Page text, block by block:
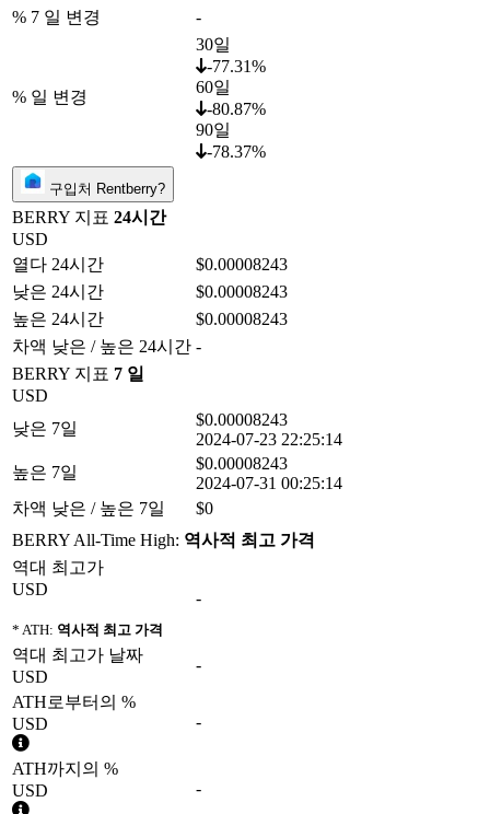
% 7 일 변경
-
% 일 변경
30일
-77.31%
60일
-80.87%
90일
-78.37%
구입처 Rentberry?
BERRY 지표 24시간
USD
열다 24시간
$0.00008243
낮은 24시간
$0.00008243
높은 24시간
$0.00008243
차액 낮은 / 높은 24시간 -
BERRY 지표 7 일
USD
낮은 7일
$0.00008243
2024-07-23 22:25:14
높은 7일
$0.00008243
2024-07-31 00:25:14
차액 낮은 / 높은 7일
$0
BERRY All-Time High: 역사적 최고 가격
역대 최고가
USD
* ATH: 역사적 최고 가격
-
역대 최고가 날짜
USD
-
ATH로부터의 %
USD
-
ATH까지의 %
USD
-